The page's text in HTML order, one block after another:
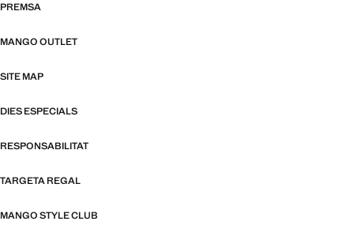
PREMSA
MANGO OUTLET
SITE MAP
DIES ESPECIALS
RESPONSABILITAT
TARGETA REGAL
MANGO STYLE CLUB